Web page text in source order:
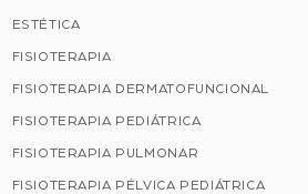
ESTÉTICA
FISIOTERAPIA
FISIOTERAPIA DERMATOFUNCIONAL
FISIOTERAPIA PEDIÁTRICA
FISIOTERAPIA PULMONAR
FISIOTERAPIA PÉLVICA PEDIÁTRICA